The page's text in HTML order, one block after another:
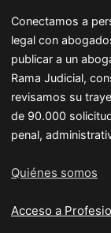
Conectamos a
legal con
publicar a un
Rama Judicial,
revisamos su
de 90.000
penal,
Quiénes somos
Acceso a